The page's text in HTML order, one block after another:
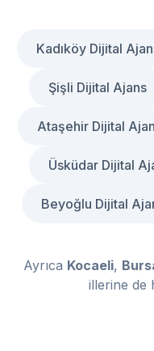
Kadıköy Dijital
Şişli Dijital Ajans
Ataşehir Dijital
Üsküdar Dijital
Beyoğlu Dijital
Ayrıca Kocaeli,
illerine de